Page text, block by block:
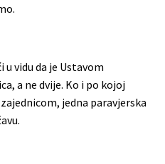
vidu da je Ustavom
a ne dvije. Ko i po kojoj
jedna paravjerska